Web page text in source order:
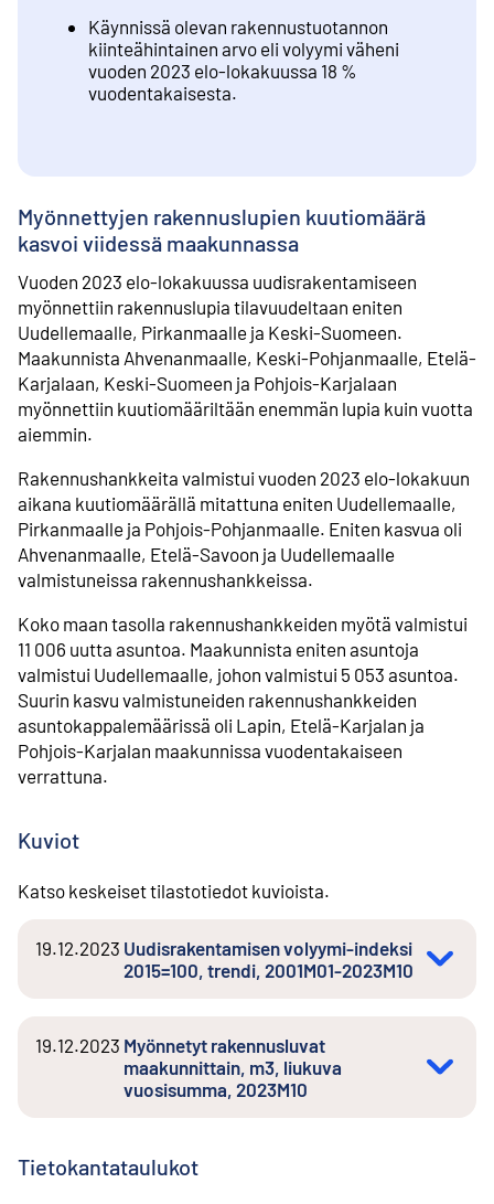
Käynnissä olevan rakennustuotannon
kiinteähintainen arvo eli volyymi väheni
vuoden 2023 elo-lokakuussa 18 %
vuodentakaisesta.
Myönnettyjen rakennuslupien kuutiomäärä
kasvoi viidessä maakunnassa
Vuoden 2023 elo-lokakuussa uudisrakentamiseen
myönnettiin rakennuslupia tilavuudeltaan eniten
Uudellemaalle, Pirkanmaalle ja Keski-Suomeen.
Maakunnista Ahvenanmaalle, Keski-Pohjanmaalle, Etelä-
Karjalaan, Keski-Suomeen ja Pohjois-Karjalaan
myönnettiin kuutiomääriltään enemmän lupia kuin vuotta
aiemmin.
Rakennushankkeita valmistui vuoden 2023 elo-lokakuun
aikana kuutiomäärällä mitattuna eniten Uudellemaalle,
Pirkanmaalle ja Pohjois-Pohjanmaalle. Eniten kasvua oli
Ahvenanmaalle, Etelä-Savoon ja Uudellemaalle
valmistuneissa rakennushankkeissa.
Koko maan tasolla rakennushankkeiden myötä valmistui
11 006 uutta asuntoa. Maakunnista eniten asuntoja
valmistui Uudellemaalle, johon valmistui 5 053 asuntoa.
Suurin kasvu valmistuneiden rakennushankkeiden
asuntokappalemäärissä oli Lapin, Etelä-Karjalan ja
Pohjois-Karjalan maakunnissa vuodentakaiseen
verrattuna.
Kuviot
Katso keskeiset tilastotiedot kuvioista.
19.12.2023 Uudisrakentamisen volyymi-indeksi
2015=100, trendi, 2001M01-2023M10
19.12.2023 Myönnetyt rakennusluvat
maakunnittain, m3, liukuva
vuosisumma, 2023M10
Tietokantataulukot